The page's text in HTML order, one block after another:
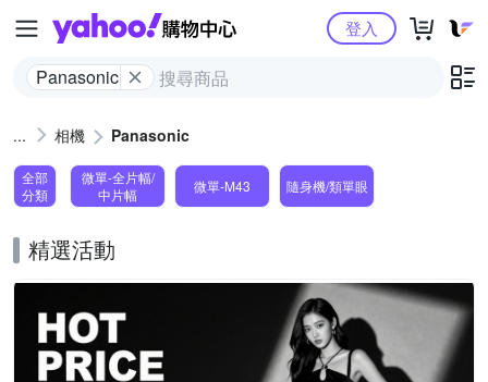
Yahoo購物中心
Panasonic
登入
相機 Panasonic
全部
分類
微單-全片幅/
中片幅
微單-M43 隨身機/類單眼
精選活動